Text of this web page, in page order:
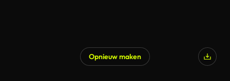
Opnieuw maken